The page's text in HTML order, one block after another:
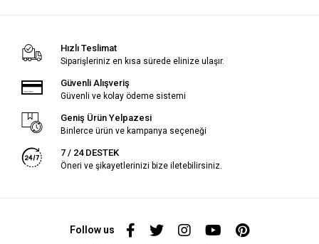
Hızlı Teslimat
Siparişleriniz en kısa sürede elinize ulaşır.
Güvenli Alışveriş
Güvenli ve kolay ödeme sistemi
Geniş Ürün Yelpazesi
Binlerce ürün ve kampanya seçeneği
7 / 24 DESTEK
Öneri ve şikayetlerinizi bize iletebilirsiniz.
Follow us